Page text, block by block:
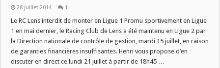
28 juillet 2014 1
Le RC Lens interdit de monter en Ligue 1 Promu sportivement en Ligue
1 en mai dernier, le Racing Club de Lens a été maintenu en Ligue 2 par
la Direction nationale de contrôle de gestion, mardi 15 juillet, en raison
de garanties financières insuffisantes. Henri vous propose d’en
discuter en direct ce lundi 21 juillet à partir de 18h45 …